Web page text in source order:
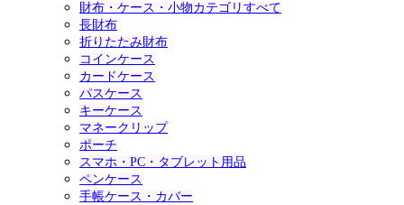
財布・ケース・小物カテゴリすべて
長財布
折りたたみ財布
コインケース
カードケース
パスケース
キーケース
マネークリップ
ポーチ
スマホ・PC・タブレット用品
ペンケース
手帳ケース・カバー